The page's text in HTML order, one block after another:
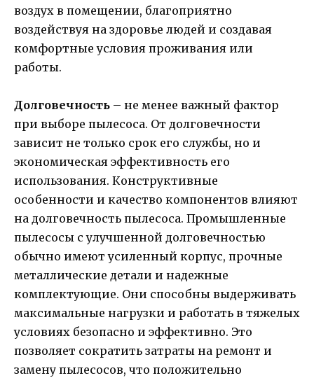
воздух в помещении, благоприятно
воздействуя на здоровье людей и создавая
комфортные условия проживания или
работы.
Долговечность – не менее важный фактор
при выборе пылесоса. От долговечности
зависит не только срок его службы, но и
экономическая эффективность его
использования. Конструктивные
особенности и качество компонентов влияют
на долговечность пылесоса. Промышленные
пылесосы с улучшенной долговечностью
обычно имеют усиленный корпус, прочные
металлические детали и надежные
комплектующие. Они способны выдерживать
максимальные нагрузки и работать в тяжелых
условиях безопасно и эффективно. Это
позволяет сократить затраты на ремонт и
замену пылесосов, что положительно